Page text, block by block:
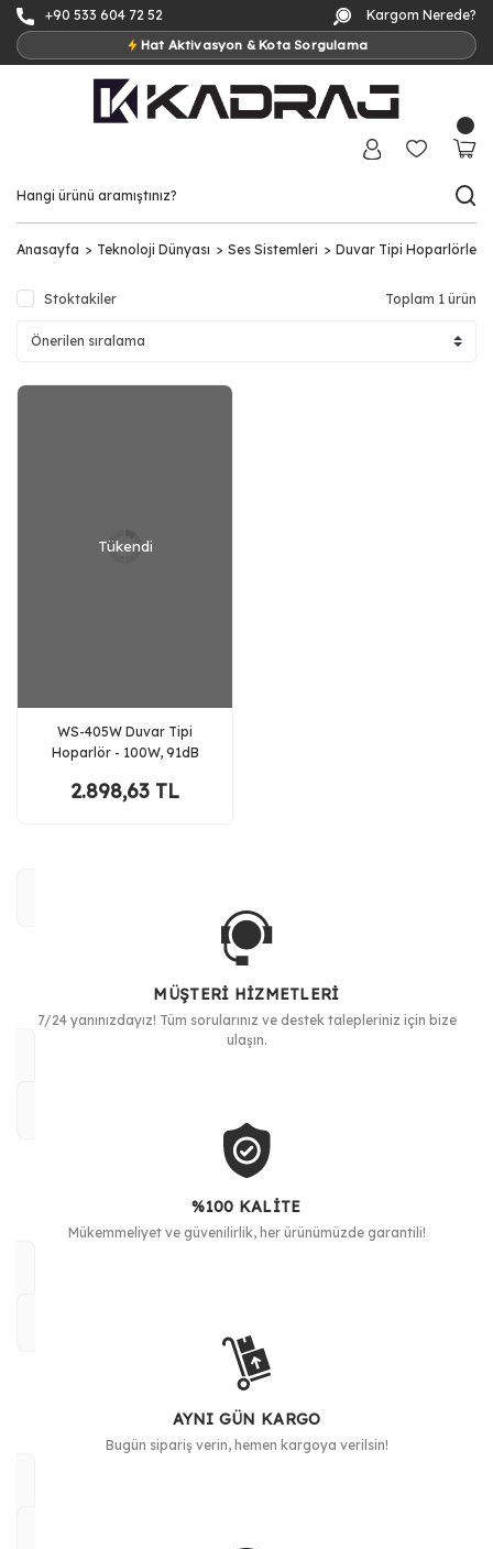
+90 533 604 72 52
Hat Aktivasyon & Kota Sorgulama
Kargom Nerede?
Anasayfa Teknoloji Dünyası Ses Sistemleri Duvar Tipi Hoparlörler
Stoktakiler Toplam 1 ürün
Tükendi
WS-405W Duvar Tipi
Hoparlör - 100W, 91dB
Frekans Aralığı, 8 Ohm,
2.898,63 TL
MÜŞTERİ HİZMETLERİ
7/24 yanınızdayız! Tüm sorularınız ve destek talepleriniz için bize
ulaşın.
%100 KALİTE
Mükemmeliyet ve güvenilirlik, her ürünümüzde garantili!
AYNI GÜN KARGO
Bugün sipariş verin, hemen kargoya verilsin!